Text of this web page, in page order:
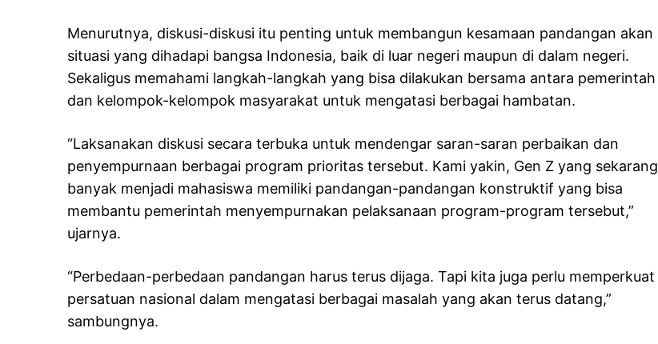
Menurutnya, diskusi-diskusi itu penting untuk membangun kesamaan pandangan akan
situasi yang dihadapi bangsa Indonesia, baik di luar negeri maupun di dalam negeri.
Sekaligus memahami langkah-langkah yang bisa dilakukan bersama antara pemerintah
dan kelompok-kelompok masyarakat untuk mengatasi berbagai hambatan.
“Laksanakan diskusi secara terbuka untuk mendengar saran-saran perbaikan dan
penyempurnaan berbagai program prioritas tersebut. Kami yakin, Gen Z yang sekarang
banyak menjadi mahasiswa memiliki pandangan-pandangan konstruktif yang bisa
membantu pemerintah menyempurnakan pelaksanaan program-program tersebut,”
ujarnya.
“Perbedaan-perbedaan pandangan harus terus dijaga. Tapi kita juga perlu memperkuat
persatuan nasional dalam mengatasi berbagai masalah yang akan terus datang,”
sambungnya.